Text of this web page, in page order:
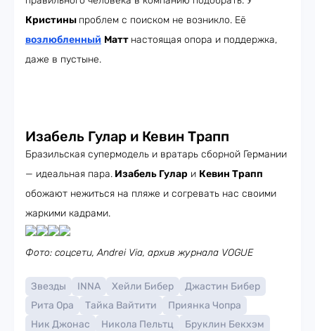
Кристины проблем с поиском не возникло. Её
возлюбленный Матт настоящая опора и поддержка,
даже в пустыне.
Изабель Гулар и Кевин Трапп
Бразильская супермодель и вратарь сборной Германии
— идеальная пара. Изабель Гулар и Кевин Трапп
обожают нежиться на пляже и согревать нас своими
жаркими кадрами.
Фото: соцсети, Andrei Via, архив журнала VOGUE
Звезды INNA Хейли Бибер
Джастин Бибер
Рита Ора
Тайка Вайтити
Приянка Чопра
Ник Джонас
Никола Пельтц
Бруклин Бекхэм